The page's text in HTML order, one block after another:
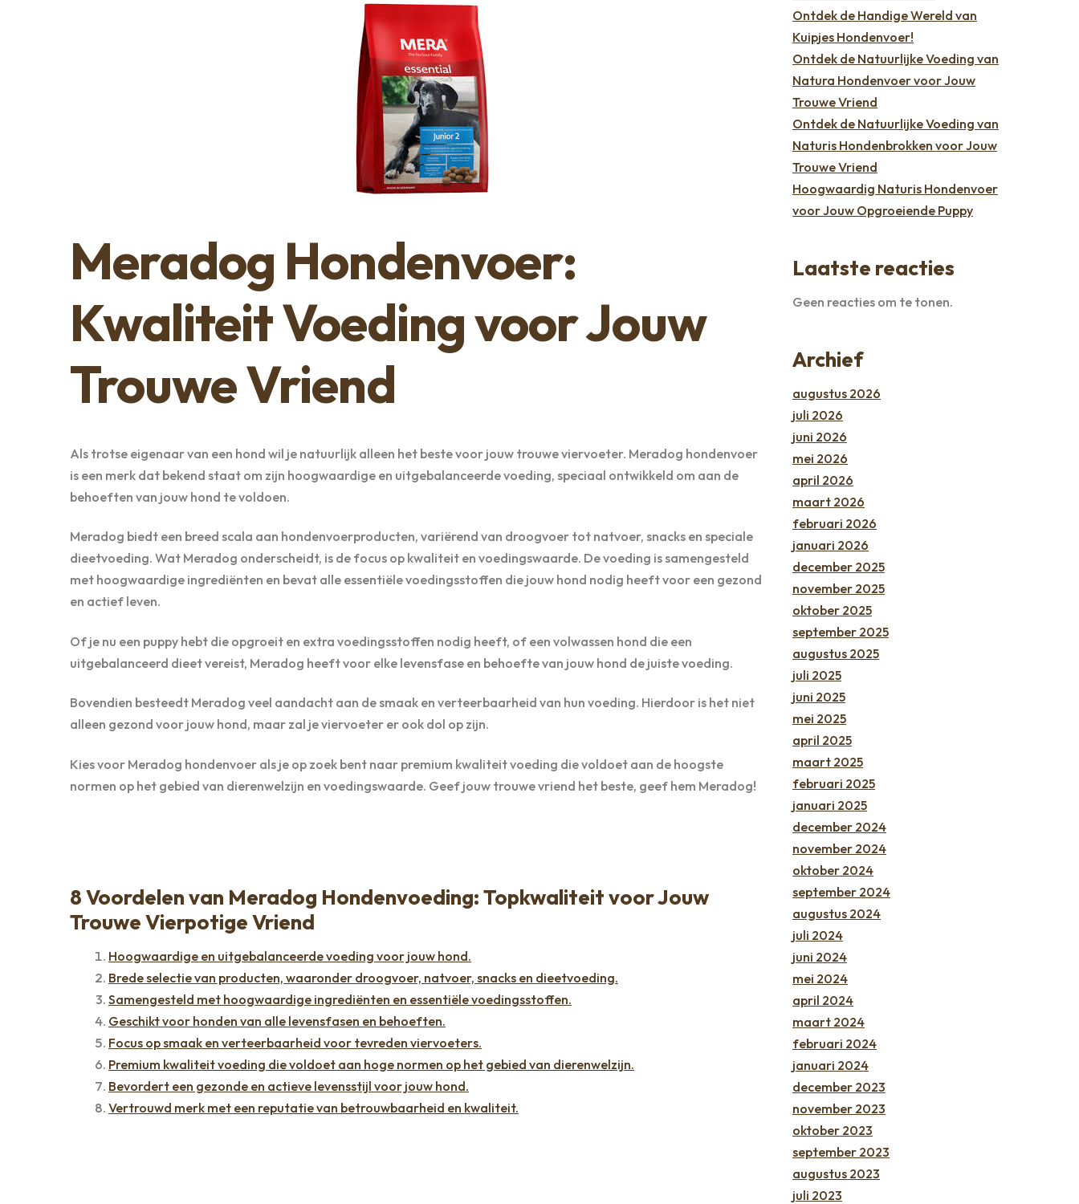
Meradog Hondenvoer:
Kwaliteit Voeding voor Jouw
Trouwe Vriend
Als trotse eigenaar van een hond wil je natuurlijk alleen het beste voor jouw trouwe viervoeter. Meradog hondenvoer
is een merk dat bekend staat om zijn hoogwaardige en uitgebalanceerde voeding, speciaal ontwikkeld om aan de
behoeften van jouw hond te voldoen.
Meradog biedt een breed scala aan hondenvoerproducten, variërend van droogvoer tot natvoer, snacks en speciale
dieetvoeding. Wat Meradog onderscheidt, is de focus op kwaliteit en voedingswaarde. De voeding is samengesteld
met hoogwaardige ingrediënten en bevat alle essentiële voedingsstoffen die jouw hond nodig heeft voor een gezond
en actief leven.
Of je nu een puppy hebt die opgroeit en extra voedingsstoffen nodig heeft, of een volwassen hond die een
uitgebalanceerd dieet vereist, Meradog heeft voor elke levensfase en behoefte van jouw hond de juiste voeding.
Bovendien besteedt Meradog veel aandacht aan de smaak en verteerbaarheid van hun voeding. Hierdoor is het niet
alleen gezond voor jouw hond, maar zal je viervoeter er ook dol op zijn.
Kies voor Meradog hondenvoer als je op zoek bent naar premium kwaliteit voeding die voldoet aan de hoogste
normen op het gebied van dierenwelzijn en voedingswaarde. Geef jouw trouwe vriend het beste, geef hem Meradog!
8 Voordelen van Meradog Hondenvoeding: Topkwaliteit voor Jouw
Trouwe Vierpotige Vriend
Hoogwaardige en uitgebalanceerde voeding voor jouw hond.
Brede selectie van producten, waaronder droogvoer, natvoer, snacks en dieetvoeding.
Samengesteld met hoogwaardige ingrediënten en essentiële voedingsstoffen.
Geschikt voor honden van alle levensfasen en behoeften.
Focus op smaak en verteerbaarheid voor tevreden viervoeters.
Premium kwaliteit voeding die voldoet aan hoge normen op het gebied van dierenwelzijn.
Bevordert een gezonde en actieve levensstijl voor jouw hond.
Vertrouwd merk met een reputatie van betrouwbaarheid en kwaliteit.
Ontdek de Handige Wereld van
Kuipjes Hondenvoer!
Ontdek de Natuurlijke Voeding van
Natura Hondenvoer voor Jouw
Trouwe Vriend
Ontdek de Natuurlijke Voeding van
Naturis Hondenbrokken voor Jouw
Trouwe Vriend
Hoogwaardig Naturis Hondenvoer
voor Jouw Opgroeiende Puppy
Laatste reacties
Geen reacties om te tonen.
Archief
augustus 2026
juli 2026
juni 2026
mei 2026
april 2026
maart 2026
februari 2026
januari 2026
december 2025
november 2025
oktober 2025
september 2025
augustus 2025
juli 2025
juni 2025
mei 2025
april 2025
maart 2025
februari 2025
januari 2025
december 2024
november 2024
oktober 2024
september 2024
augustus 2024
juli 2024
juni 2024
mei 2024
april 2024
maart 2024
februari 2024
januari 2024
december 2023
november 2023
oktober 2023
september 2023
augustus 2023
juli 2023